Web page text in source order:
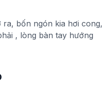
ra, bốn ngón kia hơi cong,
, lòng bàn tay hướng